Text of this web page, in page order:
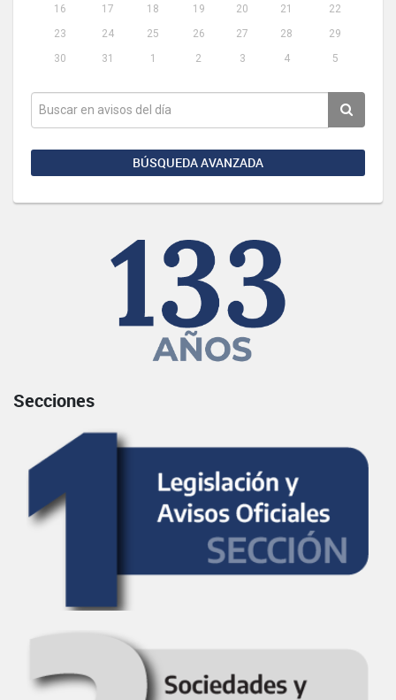
16
17 18 19 20 21
22
23
24 25 26 27 28
29
30
31 1 2 3 4 5
BÚSQUEDA AVANZADA
Secciones